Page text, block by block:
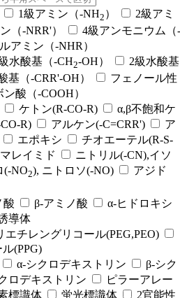
1級アミン（-NH2 ）
2級アミ
（-NRR'）
4級アンモニウム（-
アミン（-NHR）
水酸基（-CH2-OH）
2級水酸基
基（-CRR'-OH）
フェノール性
ン酸（-COOH）
ケトン(R-CO-R)
α,β不飽和ケ
R) アルケン(-C=CRR')
ア
エポキシ
チオエーテル(R-S-
マレイミド
ニトリル(-CN),イソ
(-NO2), ニトロソ(-NO)
アジド
酸 β-アミノ酸
α-ヒドロキシ
導体
エチレングリコール(PEG,PEO)
(PPG)
α-シクロデキストリン
β-シク
ロデキストリン
ピラーアレー
標識体 蛍光標識体 2官能性